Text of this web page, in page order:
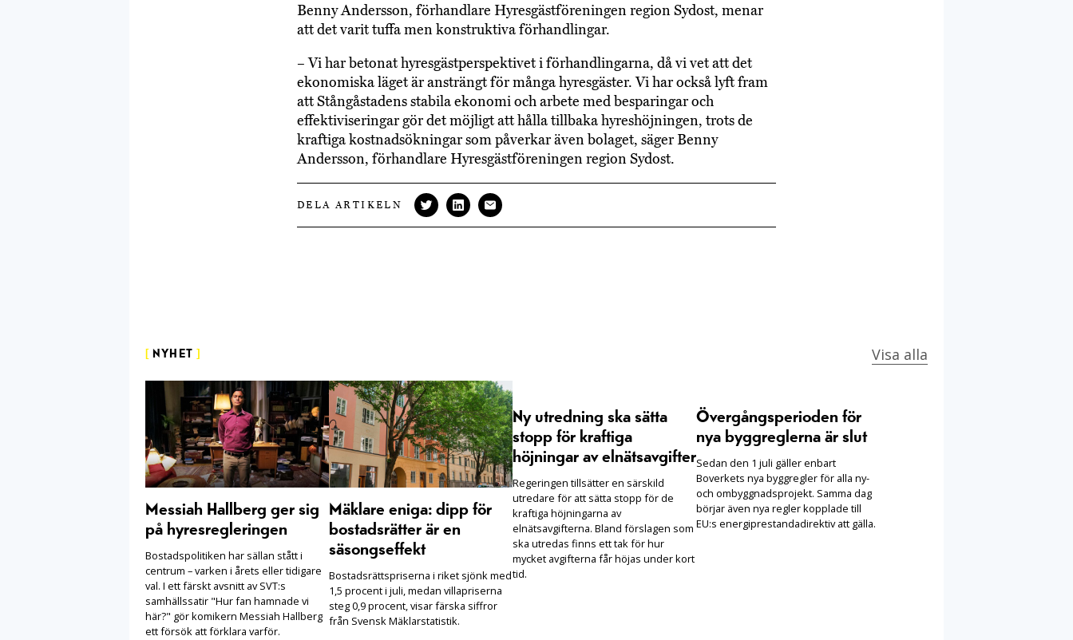
Benny Andersson, förhandlare Hyresgästföreningen region Sydost, menar
att det varit tuffa men konstruktiva förhandlingar.
– Vi har betonat hyresgästperspektivet i förhandlingarna, då vi vet att det
ekonomiska läget är ansträngt för många hyresgäster. Vi har också lyft fram
att Stångåstadens stabila ekonomi och arbete med besparingar och
effektiviseringar gör det möjligt att hålla tillbaka hyreshöjningen, trots de
kraftiga kostnadsökningar som påverkar även bolaget, säger Benny
Andersson, förhandlare Hyresgästföreningen region Sydost.
DELA ARTIKELN
NYHET Visa alla
Messiah Hallberg ger sig
på hyresregleringen
Bostadspolitiken har sällan stått i
centrum – varken i årets eller tidigare
val. I ett färskt avsnitt av SVT:s
samhällssatir "Hur fan hamnade vi
här?" gör komikern Messiah Hallberg
ett försök att förklara varför.
Mäklare eniga: dipp för
bostadsrätter är en
säsongseffekt
Bostadsrättspriserna i riket sjönk med
1,5 procent i juli, medan villapriserna
steg 0,9 procent, visar färska siffror
från Svensk Mäklarstatistik.
Ny utredning ska sätta
stopp för kraftiga
höjningar av elnätsavgifter
Regeringen tillsätter en särskild
utredare för att sätta stopp för de
kraftiga höjningarna av
elnätsavgifterna. Bland förslagen som
ska utredas finns ett tak för hur
mycket avgifterna får höjas under kort
tid.
Övergångsperioden för
nya byggreglerna är slut
Sedan den 1 juli gäller enbart
Boverkets nya byggregler för alla ny-
och ombyggnadsprojekt. Samma dag
börjar även nya regler kopplade till
EU:s energiprestandadirektiv att gälla.